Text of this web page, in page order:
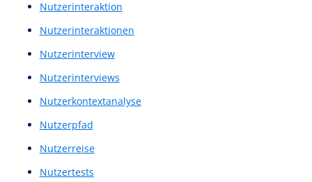
Menüstruktur
Mid Fidelity Prototypes
Mid Fidelity Wireframes
Mid-Fi Prototype
Mid-Fi-Prototyp